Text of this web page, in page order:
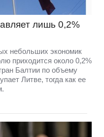
лишь 0,2%
небольших экономик
приходится около 0,2%
Балтии по объему
Литве, тогда как ее